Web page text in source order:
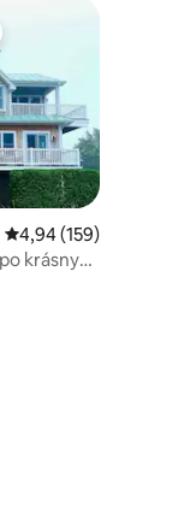
271
Priemerné
4,94 (159)
krásnych